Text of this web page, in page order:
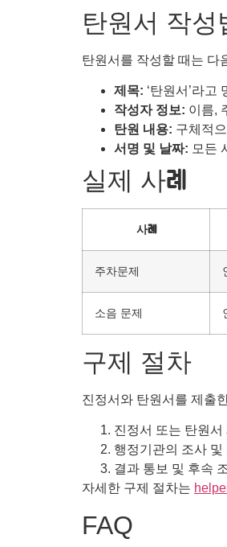
탄원서 작성
탄원서를 작성할 때는 다
제목: ‘탄원서’라고
작성자 정보: 이름,
탄원 내용: 구체적
서명 및 날짜: 모든
실제 사례
사례
주차문제
소음 문제
구제 절차
진정서와 탄원서를 제출
진정서 또는 탄원서
행정기관의 조사 및
결과 통보 및 후속
자세한 구제 절차는
FAQ